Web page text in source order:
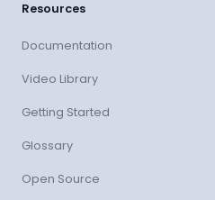
Resources
Documentation
Video Library
Getting Started
Glossary
Open Source